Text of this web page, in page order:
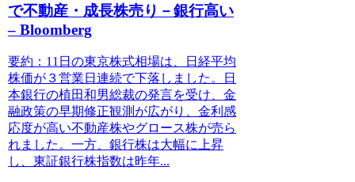
で不動産・成長株売り－銀行高い
– Bloomberg
要約：11日の東京株式相場は、日経平均
株価が３営業日連続で下落しました。日
本銀行の植田和男総裁の発言を受け、金
融政策の早期修正観測が広がり、金利感
応度が高い不動産株やグロース株が売ら
れました。一方、銀行株は大幅に上昇
し、東証銀行株指数は昨年...